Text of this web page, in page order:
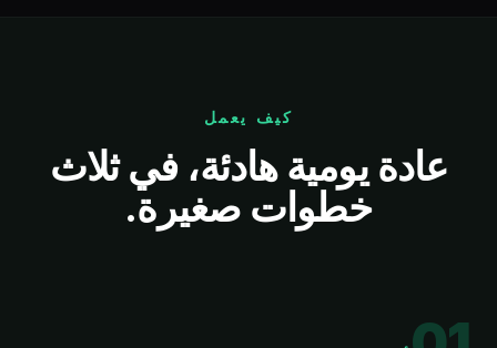
كيف يعمل
عادة يومية هادئة، في ثلاث
خطوات صغيرة.